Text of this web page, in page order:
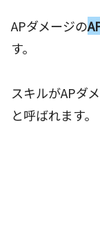
APダメージの
す。
スキルがAPダ
と呼ばれます。